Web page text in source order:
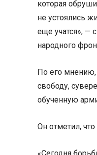
которая
не устоялись
еще учатся», —
народного
По его
свободу,
обученную
Он отметил,